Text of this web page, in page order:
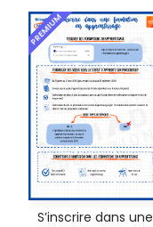
PREMIUM
S’inscrire dans une